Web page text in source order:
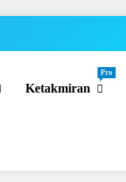
Ketakmiran
Pro